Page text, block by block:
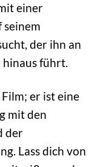
einer
seinem
der ihn an
hinaus führt.
er ist eine
mit den
der
Lass dich von